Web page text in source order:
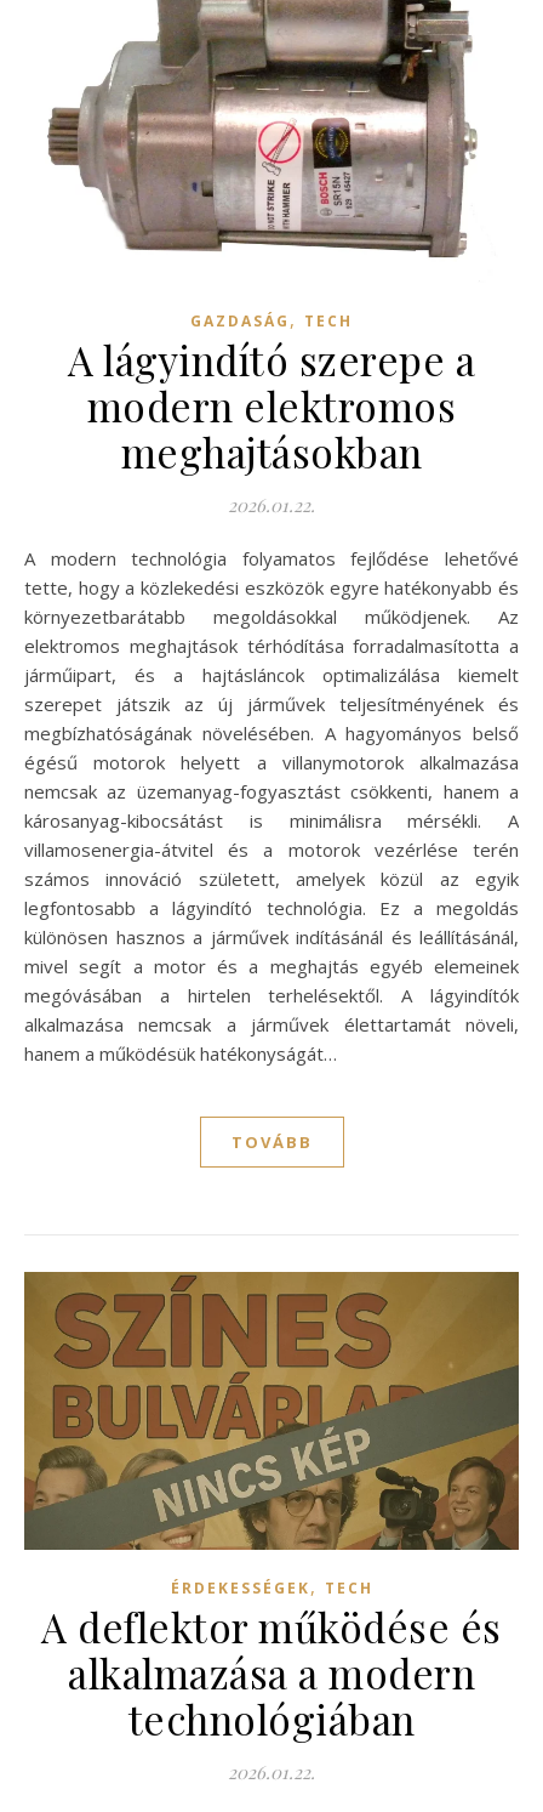
GAZDASÁG , TECH
A lágyindító szerepe a
modern elektromos
meghajtásokban
2026.01.22.
A modern technológia folyamatos fejlődése lehetővé
tette, hogy a közlekedési eszközök egyre hatékonyabb és
környezetbarátabb megoldásokkal működjenek. Az
elektromos meghajtások térhódítása forradalmasította a
járműipart, és a hajtásláncok optimalizálása kiemelt
szerepet játszik az új járművek teljesítményének és
megbízhatóságának növelésében. A hagyományos belső
égésű motorok helyett a villanymotorok alkalmazása
nemcsak az üzemanyag-fogyasztást csökkenti, hanem a
károsanyag-kibocsátást is minimálisra mérsékli. A
villamosenergia-átvitel és a motorok vezérlése terén
számos innováció született, amelyek közül az egyik
legfontosabb a lágyindító technológia. Ez a megoldás
különösen hasznos a járművek indításánál és leállításánál,
mivel segít a motor és a meghajtás egyéb elemeinek
megóvásában a hirtelen terhelésektől. A lágyindítók
alkalmazása nemcsak a járművek élettartamát növeli,
hanem a működésük hatékonyságát…
TOVÁBB
ÉRDEKESSÉGEK, TECH
A deflektor működése és
alkalmazása a modern
technológiában
2026.01.22.